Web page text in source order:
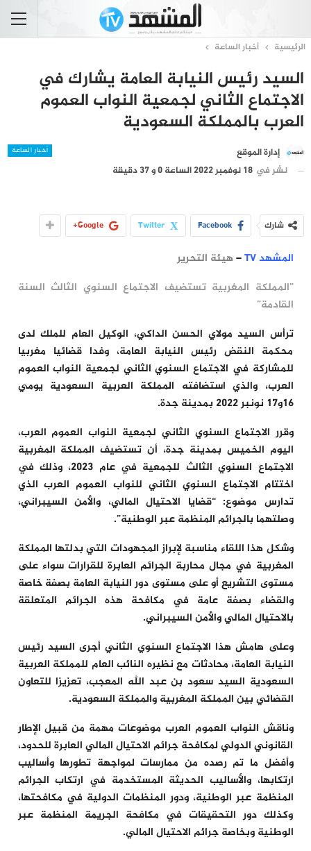
الرئيسية أخبار الساعة
السيد رئيس النيابة العامة يشارك في
الاجتماع الثاني لجمعية النواب العموم
العرب بالمملكة السعودية
أخبار الساعة
إدارة الموقع
نشر في 18 نوفمبر 2022 الساعة 0 و 37 دقيقة
شارك Facebook
Twitter
Google+
المشهد TV – هيئة التحرير
”المملكة المغربية تستضيف الاجتماع السنوي الثالث السنة
القادمة”
ترأس السيد مولاي الحسن الداكي، الوكيل العام للملك لدى
محكمة النقض رئيس النيابة العامة، وفدا قضائيا مغربيا
للمشاركة في الاجتماع السنوي الثاني لجمعية النواب العموم
العرب، والذي استضافته المملكة العربية السعودية يومي
16و17 نونبر 2022 بمدينة جدة.
وقرر الاجتماع السنوي الثاني لجمعية النواب العموم العرب،
اليوم الخميس بمدينة جدة، أن تستضيف المملكة المغربية
الاجتماع السنوي الثالث للجمعية في عام 2023، وذلك في
اختتام الاجتماع السنوي الثاني للنواب العموم العرب الذي
تدارس موضوع: “قضايا الاحتيال المالي، والأمن السيبراني،
وصلتهما بالجرائم المنظمة عبر الوطنية”.
وشكل هذا اللقاء مناسبة لإبراز المجهودات التي بدلتها المملكة
المغربية في مجال محاربة الجرائم العابرة للقرارات سواء على
مستوى التشريع أو على مستوى دور النيابة العامة بصفة خاصة
والقضاء بصفة عامة في مكافحة هذه الجرائم المتعلقة
بالاحتيال المالي والأمن السيبراني.
وعلى هامش هذا الاجتماع السنوي الثاني أجرى السيد رئيس
النيابة العامة، محادثات مع نظيره النائب العام للمملكة العربية
السعودية السيد سعود بن عبد الله المعجب، تعزيزا للتعاون
القضائي بين المملكة المغربية والمملكة السعودية.
وناقش النواب العموم العرب موضوعات مهمة من قبيل الإطار
القانوني الدولي لمكافحة جرائم الاحتيال المالي العابرة للحدود،
وأفضل ما تم رصده من ممارسات لمواجهة تطورها وأساليب
ارتكابها، والأساليب الحديثة المستخدمة في ارتكاب الجرائم
المنظمة عبر الوطنية، ودور المنظمات الدولية في مكافحتها،
وكذلك دور التحقيقات في مكافحة الجريمة المنظمة عبر
الوطنية وبخاصة جرائم الاحتيال المالي.